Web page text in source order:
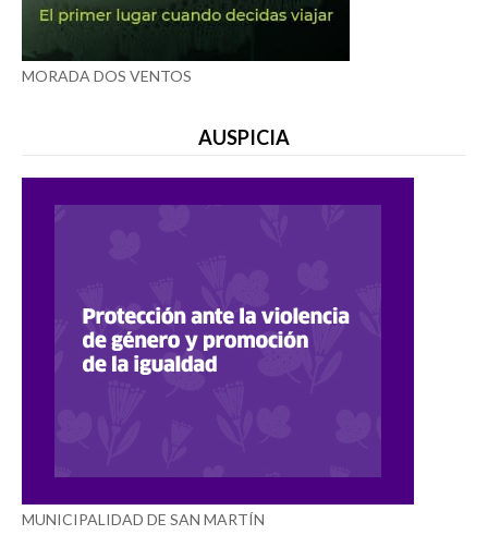
MORADA DOS VENTOS
AUSPICIA
MUNICIPALIDAD DE SAN MARTÍN